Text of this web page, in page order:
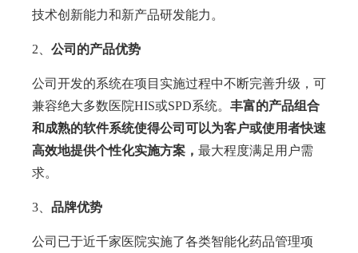
技术创新能力和新产品研发能力。
2、 公司的产品优势
公司开发的系统在项目实施过程中不断完善升级，可
兼容绝大多数医院HIS或SPD系统。 丰富的产品组合
和成熟的软件系统使得公司可以为客户或使用者快速
高效地提供个性化实施方案， 最大程度满足用户需
求。
3、 品牌优势
公司已于近千家医院实施了各类智能化药品管理项